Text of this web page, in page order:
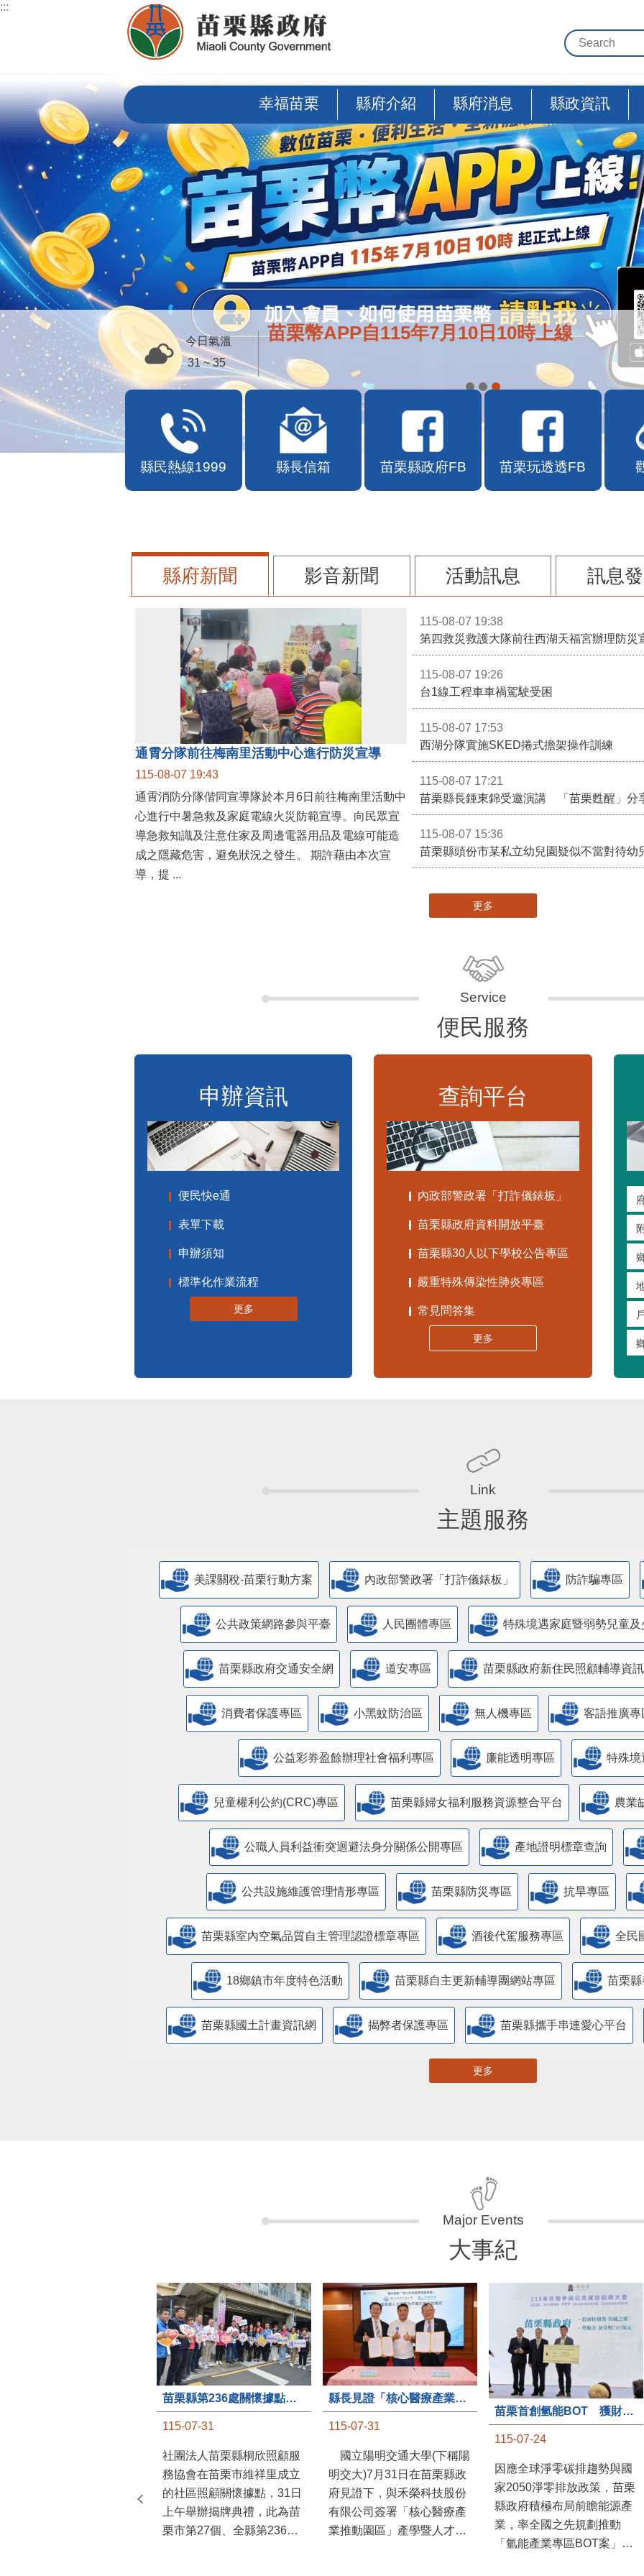
跳到主要內容區塊
:::
幸福苗栗 縣府介紹 縣府消息 縣政資訊
苗栗幣APP自115年7月10日10時上線
今日氣溫
31 ~ 35
縣民熱線1999 縣長信箱 苗栗縣政府FB 苗栗玩透透FB
縣府新聞 影音新聞 活動訊息 訊息
通霄分隊前往梅南里活動中心進行防災宣導
115-08-07 19:43
通霄消防分隊偕同宣導隊於本月6日前往梅南里活動中
心進行中暑急救及家庭電線火災防範宣導。向民眾宣
導急救知識及注意住家及周邊電器用品及電線可能造
成之隱藏危害，避免狀況之發生。 期許藉由本次宣
導，提 ...
115-08-07 19:38
第四救災救護大隊前往西湖天福宮辦理防災
115-08-07 19:26
台1線工程車車禍駕駛受困
115-08-07 17:53
西湖分隊實施SKED捲式擔架操作訓練
115-08-07 17:21
苗栗縣長鍾東錦受邀演講 「苗栗甦醒」分
115-08-07 15:36
苗栗縣頭份市某私立幼兒園疑似不當對待幼
更多
便民服務
申辦資訊
便民快e通
表單下載
申辦須知
標準化作業流程
更多
查詢平台
內政部警政署「打詐儀錶板」
苗栗縣政府資料開放平臺
苗栗縣30人以下學校公告專區
嚴重特殊傳染性肺炎專區
常見問答集
更多
主題服務
美課關稅-苗栗行動方案 內政部警政署「打詐儀錶板」 防詐騙專區
公共政策網路參與平臺 人民團體專區 特殊境遇家庭暨弱勢兒童
苗栗縣政府交通安全網 道安專區 苗栗縣政府新住民照顧輔導資
消費者保護專區 小黑蚊防治區 無人機專區 客語推廣專
公益彩券盈餘辦理社會福利專區 廉能透明專區 特殊境
兒童權利公約(CRC)專區 苗栗縣婦女福利服務資源整合平台 農業
公職人員利益衝突迴避法身分關係公開專區 產地證明標章查詢
​公共設施維護管理情形專區 苗栗縣防災專區 抗旱專區
苗栗縣室內空氣品質自主管理認證標章專區 酒後代駕服務專區 全民
18鄉鎮市年度特色活動 苗栗縣自主更新輔導團網站專區 苗栗
苗栗縣國土計畫資訊網 揭弊者保護專區 苗栗縣攜手串連愛心平台
更多
大事紀
苗栗縣第236處關懷據點在苗栗市維祥里揭牌
115-07-31
社團法人苗栗縣桐欣照顧服
務協會在苗栗市維祥里成立
的社區照顧關懷據點，31日
上午舉辦揭牌典禮，此為苗
栗市第27個、全縣第236處
縣長見證「核心醫療產業推動園區」產學合作簽約儀式
115-07-31
國立陽明交通大學(下稱陽
明交大)7月31日在苗栗縣政
府見證下，與禾榮科技股份
有限公司簽署「核心醫療產
業推動園區」產學暨人才培
苗栗首創氫能BOT 獲財政部「突破之翼」肯定
115-07-24
因應全球淨零碳排趨勢與國
家2050淨零排放政策，苗栗
縣政府積極布局前瞻能源產
業，率全國之先規劃推動
「氫能產業專區BOT案」，